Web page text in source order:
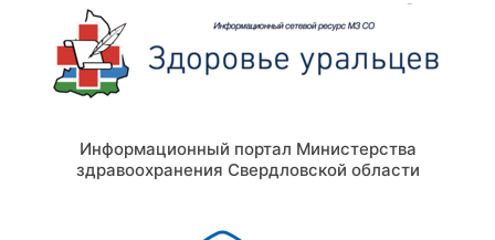
Информационный портал Министерства
здравоохранения Свердловской области